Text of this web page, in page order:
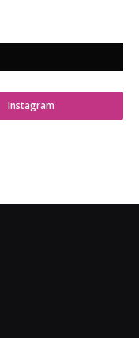
Instagram